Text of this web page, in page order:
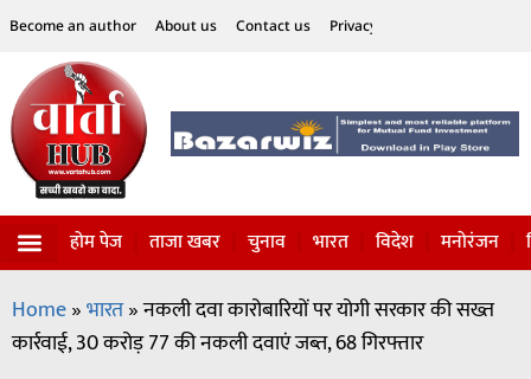
Become an author About us Contact us Privacy Policy
होम पेज ताजा खबर चुनाव भारत विदेश मनोरंजन
Home»भारत»नकली दवा कारोबारियों पर योगी सरकार की सख्त
कार्रवाई, 30 करोड़ 77 की नकली दवाएं जब्त, 68 गिरफ्तार